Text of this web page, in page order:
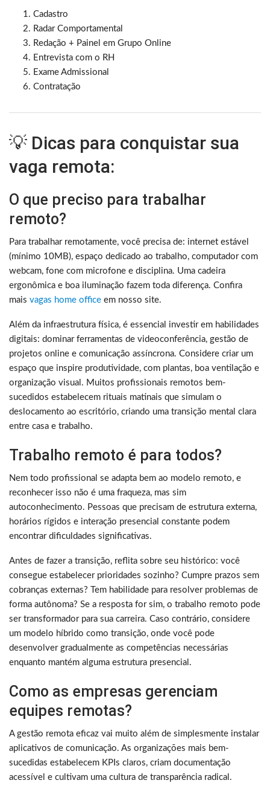
Cadastro
Radar Comportamental
Redação + Painel em Grupo Online
Entrevista com o RH
Exame Admissional
Contratação
💡 Dicas para conquistar sua
vaga remota:
O que preciso para trabalhar
remoto?
Para trabalhar remotamente, você precisa de: internet estável
(mínimo 10MB), espaço dedicado ao trabalho, computador com
webcam, fone com microfone e disciplina. Uma cadeira
ergonômica e boa iluminação fazem toda diferença. Confira
mais vagas home office em nosso site.
Além da infraestrutura física, é essencial investir em habilidades
digitais: dominar ferramentas de videoconferência, gestão de
projetos online e comunicação assíncrona. Considere criar um
espaço que inspire produtividade, com plantas, boa ventilação e
organização visual. Muitos profissionais remotos bem-
sucedidos estabelecem rituais matinais que simulam o
deslocamento ao escritório, criando uma transição mental clara
entre casa e trabalho.
Trabalho remoto é para todos?
Nem todo profissional se adapta bem ao modelo remoto, e
reconhecer isso não é uma fraqueza, mas sim
autoconhecimento. Pessoas que precisam de estrutura externa,
horários rígidos e interação presencial constante podem
encontrar dificuldades significativas.
Antes de fazer a transição, reflita sobre seu histórico: você
consegue estabelecer prioridades sozinho? Cumpre prazos sem
cobranças externas? Tem habilidade para resolver problemas de
forma autônoma? Se a resposta for sim, o trabalho remoto pode
ser transformador para sua carreira. Caso contrário, considere
um modelo híbrido como transição, onde você pode
desenvolver gradualmente as competências necessárias
enquanto mantém alguma estrutura presencial.
Como as empresas gerenciam
equipes remotas?
A gestão remota eficaz vai muito além de simplesmente instalar
aplicativos de comunicação. As organizações mais bem-
sucedidas estabelecem KPIs claros, criam documentação
acessível e cultivam uma cultura de transparência radical.